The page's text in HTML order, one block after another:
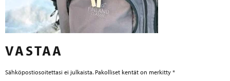
VASTAA
Sähköpostiosoitettasi ei julkaista. Pakolliset kentät on merkitty *